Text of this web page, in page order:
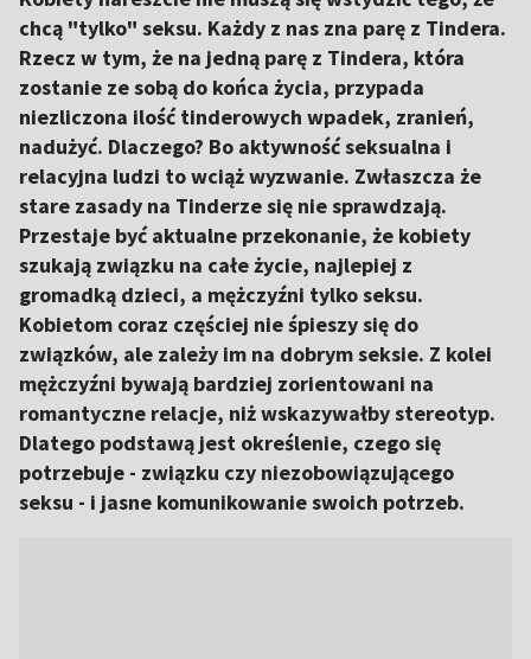
chcą "tylko" seksu. Każdy z nas zna parę z Tindera.
Rzecz w tym, że na jedną parę z Tindera, która
zostanie ze sobą do końca życia, przypada
niezliczona ilość tinderowych wpadek, zranień,
nadużyć. Dlaczego? Bo aktywność seksualna i
relacyjna ludzi to wciąż wyzwanie. Zwłaszcza że
stare zasady na Tinderze się nie sprawdzają.
Przestaje być aktualne przekonanie, że kobiety
szukają związku na całe życie, najlepiej z
gromadką dzieci, a mężczyźni tylko seksu.
Kobietom coraz częściej nie śpieszy się do
związków, ale zależy im na dobrym seksie. Z kolei
mężczyźni bywają bardziej zorientowani na
romantyczne relacje, niż wskazywałby stereotyp.
Dlatego podstawą jest określenie, czego się
potrzebuje - związku czy niezobowiązującego
seksu - i jasne komunikowanie swoich potrzeb.